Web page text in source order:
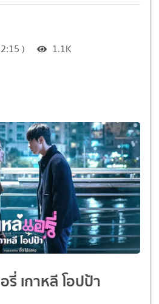
) 1.1K
รี่ เกาหลี โอปป้า